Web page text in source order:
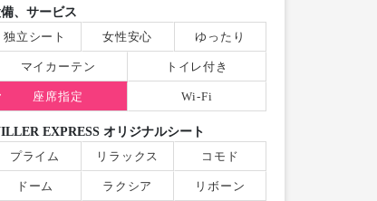
、サービス
独立シート
女性安心 ゆったり
マイカーテン トイレ付き
座席指定 Wi-Fi
EXPRESS オリジナルシート
プライム
リラックス コモド
ドーム ラクシア リボーン